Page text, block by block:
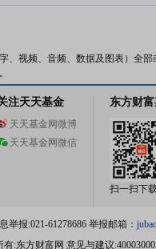
、视频、音频、数据及图表）全
注天天基金
天天基金网微博
天天基金网微信
东方财
扫一扫下
报:021-61278686 举报邮箱：
:东方财富网 意见与建议